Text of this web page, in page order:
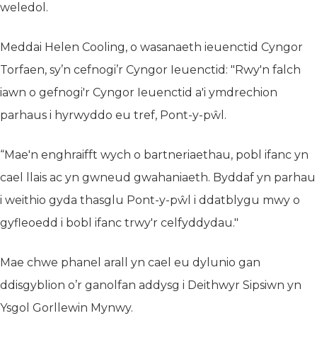
weledol.
Meddai Helen Cooling, o wasanaeth ieuenctid Cyngor
Torfaen, sy’n cefnogi’r Cyngor Ieuenctid: "Rwy'n falch
iawn o gefnogi'r Cyngor Ieuenctid a'i ymdrechion
parhaus i hyrwyddo eu tref, Pont-y-pŵl.
“Mae'n enghraifft wych o bartneriaethau, pobl ifanc yn
cael llais ac yn gwneud gwahaniaeth. Byddaf yn parhau
i weithio gyda thasglu Pont-y-pŵl i ddatblygu mwy o
gyfleoedd i bobl ifanc trwy'r celfyddydau."
Mae chwe phanel arall yn cael eu dylunio gan
ddisgyblion o’r ganolfan addysg i Deithwyr Sipsiwn yn
Ysgol Gorllewin Mynwy.